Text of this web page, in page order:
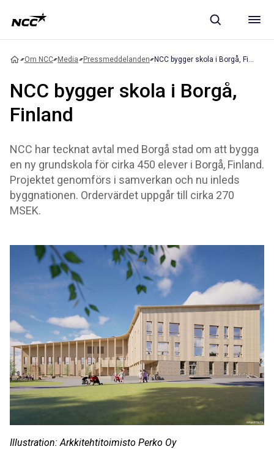
Om NCC Media Pressmeddelanden
NCC bygger skola i Borgå,
Finland
NCC har tecknat avtal med Borgå stad om att bygga
en ny grundskola för cirka 450 elever i Borgå, Finland.
Projektet genomförs i samverkan och nu inleds
byggnationen. Ordervärdet uppgår till cirka 270
MSEK.
Illustration: Arkkitehtitoimisto Perko Oy